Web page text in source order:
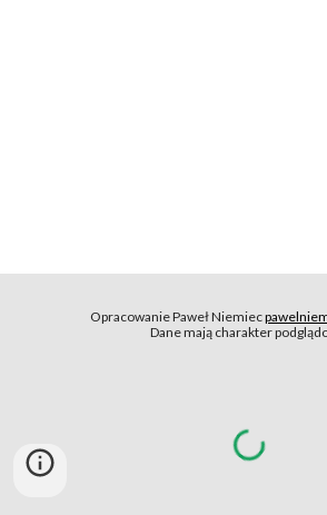
Opracowanie Paweł Niemiec
Dane mają charakter